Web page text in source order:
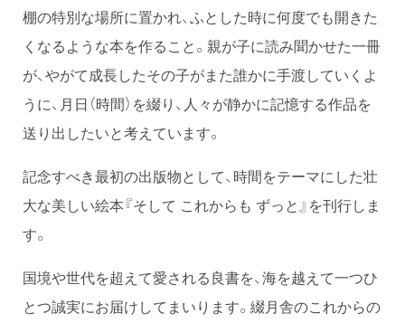
棚の特別な場所に置かれ、ふとした時に何度でも開きた
くなるような本を作ること。親が子に読み聞かせた一冊
が、やがて成長したその子がまた誰かに手渡していくよ
うに、月日（時間）を綴り、人々が静かに記憶する作品を
送り出したいと考えています。
記念すべき最初の出版物として、時間をテーマにした壮
大な美しい絵本『そして これからも ずっと』を刊行しま
す。
国境や世代を超えて愛される良書を、海を越えて一つひ
とつ誠実にお届けしてまいります。綴月舎のこれからの